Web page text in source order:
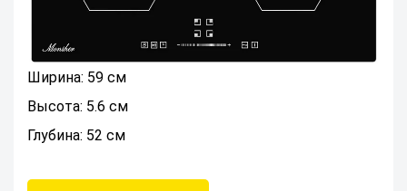
Ширина: 59 см
Высота: 5.6 см
Глубина: 52 см